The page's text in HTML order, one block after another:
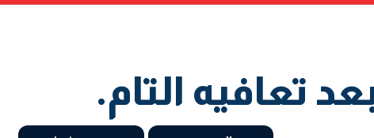
تعافيه التام.